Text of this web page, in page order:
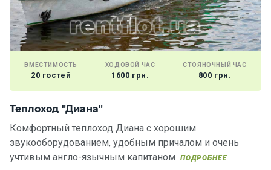
ВМЕСТИМОСТЬ
20 гостей
ХОДОВОЙ ЧАС
1600 грн.
СТОЯНОЧНЫЙ ЧАС
800 грн.
Теплоход "Диана"
Комфортный теплоход Диана c хорошим
звукооборудованием, удобным причалом и очень
учтивым англо-язычным капитаном
ПОДРОБНЕЕ
Речные
прогулк
и
ы